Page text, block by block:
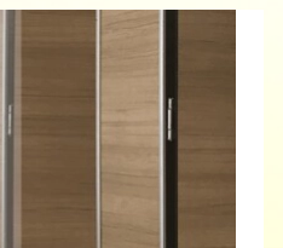
является
диеты является